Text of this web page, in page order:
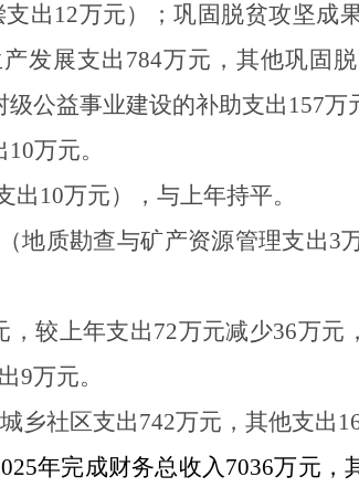
出 12万元）；巩固脱贫攻坚成
发展支出 784万元，其他巩固
级公益事业建设的补助支出 157万
10万元。
出 10万元），与上年持平。
地质勘查与矿产资源管理支出3
，较上年支出72万元减少36万元
9万元。
乡社区支出742万元，其他支出
年完成财务总收入7036万元，